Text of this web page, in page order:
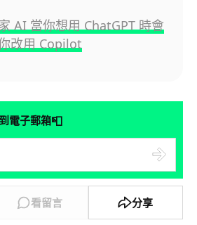
AI 當你想用 ChatGPT 時會
改用 Copilot
電子郵箱📮
看留言 分享